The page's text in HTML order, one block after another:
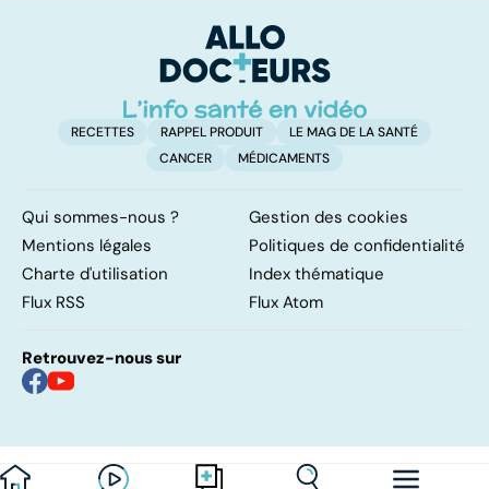
RECETTES RAPPEL PRODUIT
LE MAG DE LA SANTÉ
CANCER
MÉDICAMENTS
Qui sommes-nous ?
Gestion des cookies
Mentions légales
Politiques de confidentialité
Charte d'utilisation
Index thématique
Flux RSS
Flux Atom
Retrouvez-nous sur